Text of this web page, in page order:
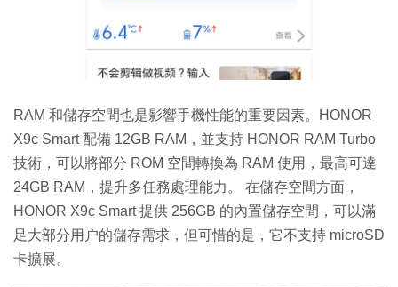
RAM 和儲存空間也是影響手機性能的重要因素。HONOR
X9c Smart 配備 12GB RAM，並支持 HONOR RAM Turbo
技術，可以將部分 ROM 空間轉換為 RAM 使用，最高可達
24GB RAM，提升多任務處理能力。 在儲存空間方面，
HONOR X9c Smart 提供 256GB 的內置儲存空間，可以滿
足大部分用户的儲存需求，但可惜的是，它不支持 microSD
卡擴展。